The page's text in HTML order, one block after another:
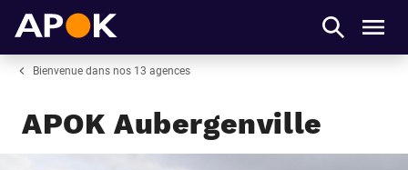
Bienvenue dans nos 13 agences
APOK Aubergenville